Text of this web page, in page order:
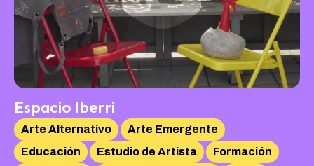
Espacio Iberri
Arte Alternativo
Arte Emergente
Educación
Estudio de Artista
Formación